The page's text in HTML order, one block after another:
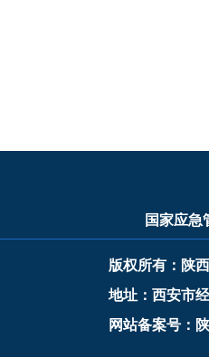
国家应急
版权所有：陕
地址：西安市
网站备案号：